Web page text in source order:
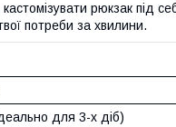
рюкзак під
потреби за хвилини.
для 3-х діб)